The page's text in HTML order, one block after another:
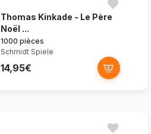
Thomas Kinkade - Le Père
Noël ...
1000 pièces
Schmidt Spiele
14,95€